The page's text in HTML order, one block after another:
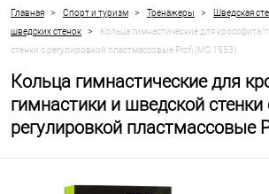
Главная > Спорт и туризм > Тренажеры > Шведская
шведских стенок
>
Кольца гимнастические для
стенки с регулировкой пластмассовые Profi (MS 1553)
Кольца гимнастические для
гимнастики и шведской стенки
регулировкой пластмассовые